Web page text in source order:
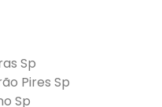
Sp
Pires Sp
Sp